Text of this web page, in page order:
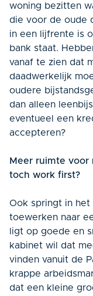
woning bezitten
die voor de oude
in een lijfrente is
bank staat.
vanaf te zien dat
daadwerkelijk
oudere
dan alleen
eventueel een
accepteren?
Meer ruimte voor
toch work first?
Ook springt in het
toewerken naar
ligt op goede en
kabinet wil dat
vinden vanuit de
krappe
dat een kleine